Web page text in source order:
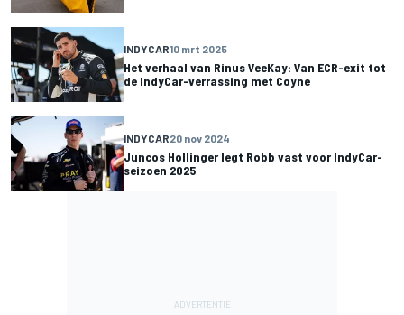
INDYCAR10 mrt 2025
Het verhaal van Rinus VeeKay: Van ECR-exit tot
de IndyCar-verrassing met Coyne
INDYCAR20 nov 2024
Juncos Hollinger legt Robb vast voor IndyCar-
seizoen 2025